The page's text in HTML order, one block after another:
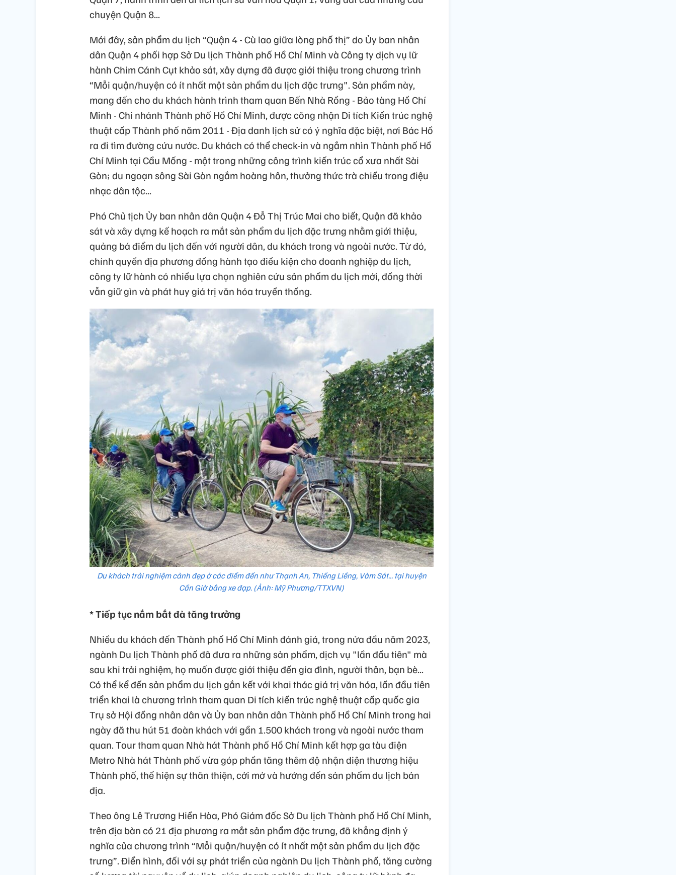
chuyện Quận 8...
Mới đây, sản phẩm du lịch “Quận 4 - Cù lao giữa lòng phố thị” do Ủy ban nhân
dân Quận 4 phối hợp Sở Du lịch Thành phố Hồ Chí Minh và Công ty dịch vụ lữ
hành Chim Cánh Cụt khảo sát, xây dựng đã được giới thiệu trong chương trình
“Mỗi quận/huyện có ít nhất một sản phẩm du lịch đặc trưng". Sản phẩm này,
mang đến cho du khách hành trình tham quan Bến Nhà Rồng - Bảo tàng Hồ Chí
Minh - Chi nhánh Thành phố Hồ Chí Minh, được công nhận Di tích Kiến trúc nghệ
thuật cấp Thành phố năm 2011 - Địa danh lịch sử có ý nghĩa đặc biệt, nơi Bác Hồ
ra đi tìm đường cứu nước. Du khách có thể check-in và ngắm nhìn Thành phố Hồ
Chí Minh tại Cầu Mống - một trong những công trình kiến trúc cổ xưa nhất Sài
Gòn; du ngoạn sông Sài Gòn ngắm hoàng hôn, thưởng thức trà chiều trong điệu
nhạc dân tộc...
Phó Chủ tịch Ủy ban nhân dân Quận 4 Đỗ Thị Trúc Mai cho biết, Quận đã khảo
sát và xây dựng kế hoạch ra mắt sản phẩm du lịch đặc trưng nhằm giới thiệu,
quảng bá điểm du lịch đến với người dân, du khách trong và ngoài nước. Từ đó,
chính quyền địa phương đồng hành tạo điều kiện cho doanh nghiệp du lịch,
công ty lữ hành có nhiều lựa chọn nghiên cứu sản phẩm du lịch mới, đồng thời
vẫn giữ gìn và phát huy giá trị văn hóa truyền thống.
Du khách trải nghiệm cảnh đẹp ở các điểm đến như Thạnh An, Thiềng Liềng, Vàm Sát... tại huyện
Cần Giờ bằng xe đạp. (Ảnh: Mỹ Phương/TTXVN)
* Tiếp tục nắm bắt đà tăng trưởng
Nhiều du khách đến Thành phố Hồ Chí Minh đánh giá, trong nửa đầu năm 2023,
ngành Du lịch Thành phố đã đưa ra những sản phẩm, dịch vụ "lần đầu tiên" mà
sau khi trải nghiệm, họ muốn được giới thiệu đến gia đình, người thân, bạn bè...
Có thể kể đến sản phẩm du lịch gắn kết với khai thác giá trị văn hóa, lần đầu tiên
triển khai là chương trình tham quan Di tích kiến trúc nghệ thuật cấp quốc gia
Trụ sở Hội đồng nhân dân và Ủy ban nhân dân Thành phố Hồ Chí Minh trong hai
ngày đã thu hút 51 đoàn khách với gần 1.500 khách trong và ngoài nước tham
quan. Tour tham quan Nhà hát Thành phố Hồ Chí Minh kết hợp ga tàu điện
Metro Nhà hát Thành phố vừa góp phần tăng thêm độ nhận diện thương hiệu
Thành phố, thể hiện sự thân thiện, cởi mở và hướng đến sản phẩm du lịch bản
địa.
Theo ông Lê Trương Hiền Hòa, Phó Giám đốc Sở Du lịch Thành phố Hồ Chí Minh,
trên địa bàn có 21 địa phương ra mắt sản phẩm đặc trưng, đã khẳng định ý
nghĩa của chương trình “Mỗi quận/huyện có ít nhất một sản phẩm du lịch đặc
trưng”. Điển hình, đối với sự phát triển của ngành Du lịch Thành phố, tăng cường